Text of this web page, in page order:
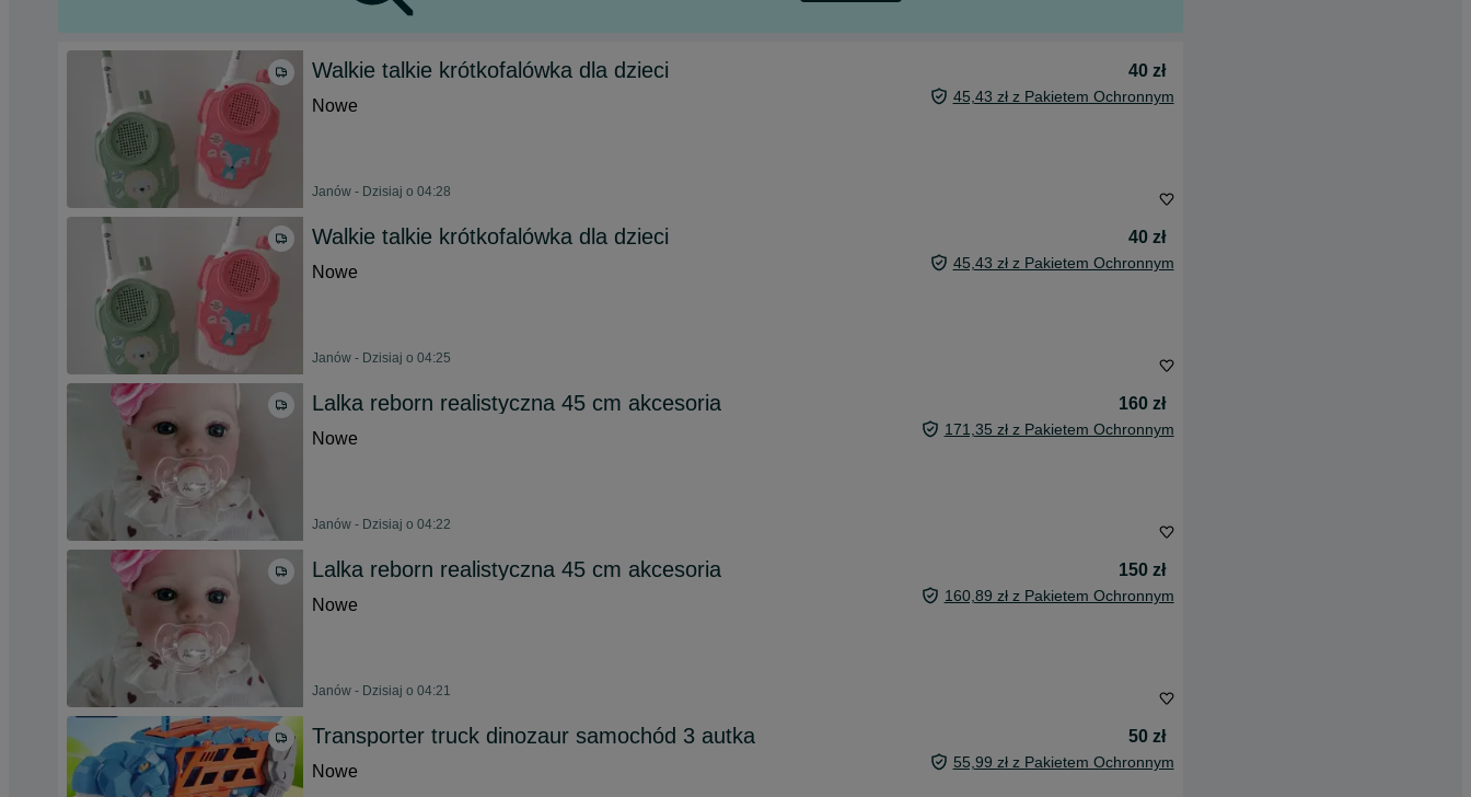
Walkie talkie krótkofalówka dla dzieci
40 zł
Nowe
45,43 zł z Pakietem Ochronnym
Janów - Dzisiaj o 04:28
Walkie talkie krótkofalówka dla dzieci
40 zł
Nowe
45,43 zł z Pakietem Ochronnym
Janów - Dzisiaj o 04:25
Lalka reborn realistyczna 45 cm akcesoria
160 zł
Nowe
171,35 zł z Pakietem Ochronnym
Janów - Dzisiaj o 04:22
Lalka reborn realistyczna 45 cm akcesoria
150 zł
Nowe
160,89 zł z Pakietem Ochronnym
Janów - Dzisiaj o 04:21
Transporter truck dinozaur samochód 3 autka
50 zł
Nowe
55,99 zł z Pakietem Ochronnym